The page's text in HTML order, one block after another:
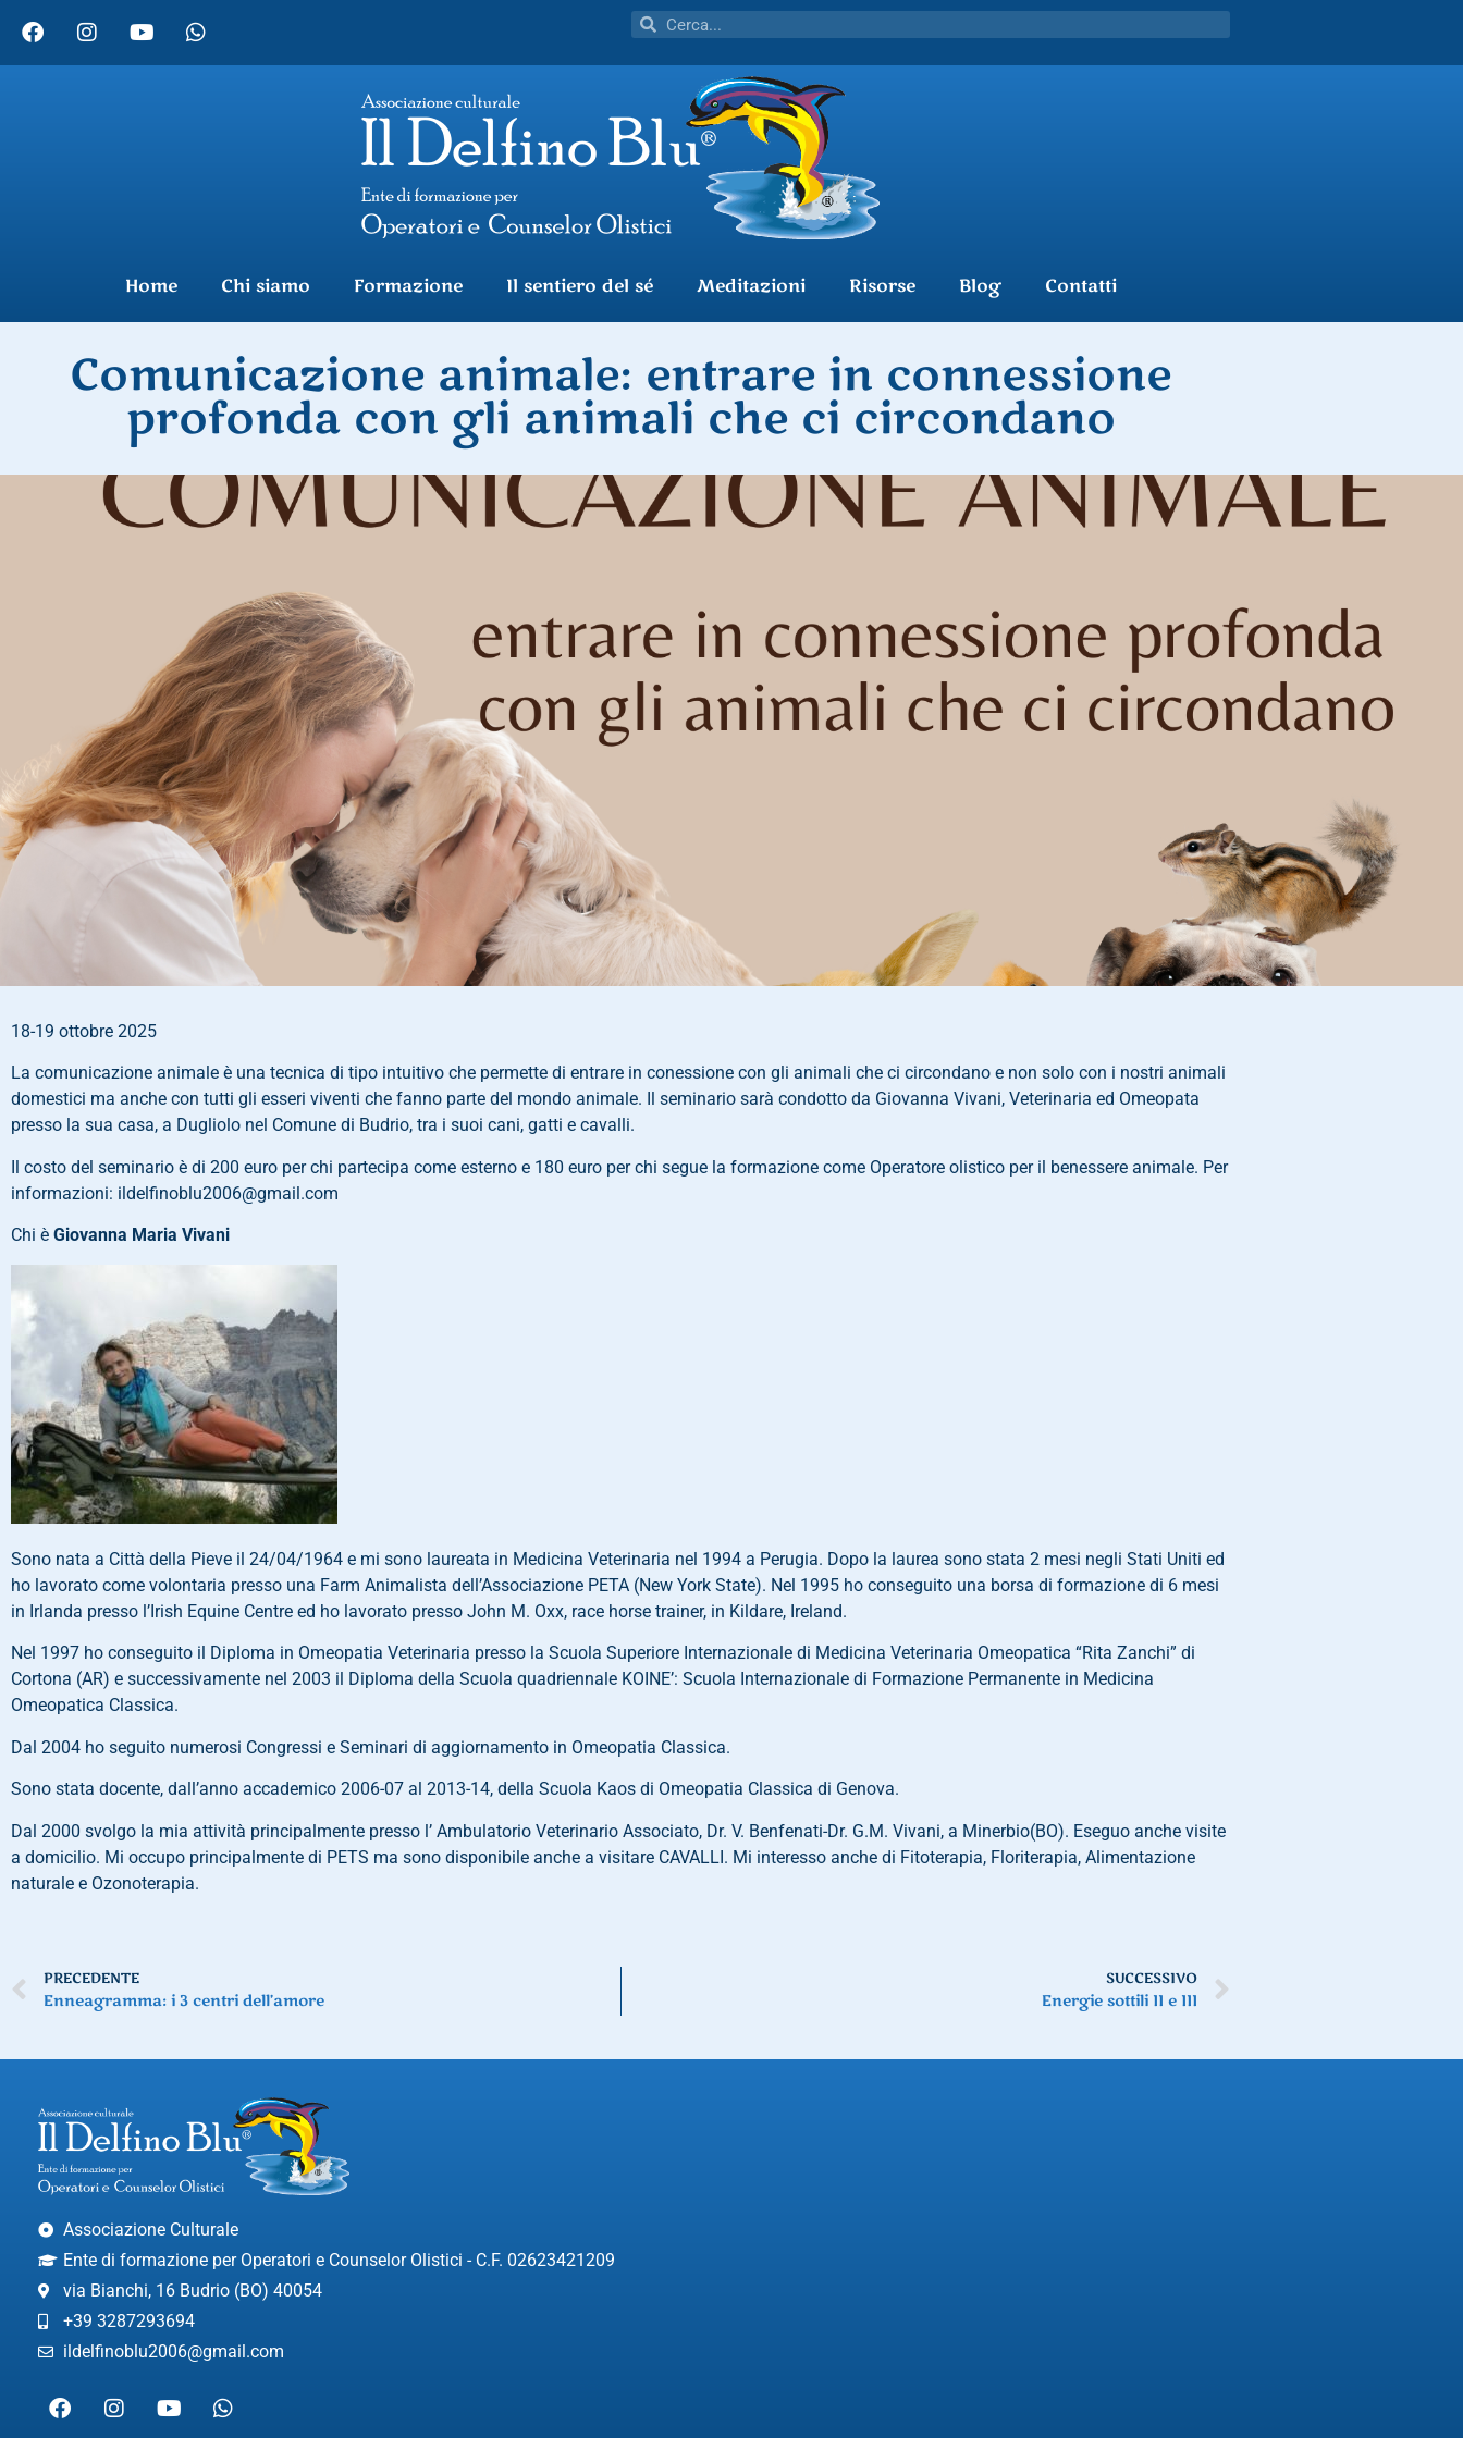
Home Chi siamo Formazione Il sentiero del sé Meditazioni Risorse Blog Contatti
Comunicazione animale: entrare in connessione
profonda con gli animali che ci circondano
18-19 ottobre 2025
La comunicazione animale è una tecnica di tipo intuitivo che permette di entrare in conessione con gli animali che ci circondano e non solo con i nostri animali
domestici ma anche con tutti gli esseri viventi che fanno parte del mondo animale. Il seminario sarà condotto da Giovanna Vivani, Veterinaria ed Omeopata
presso la sua casa, a Dugliolo nel Comune di Budrio, tra i suoi cani, gatti e cavalli.
Il costo del seminario è di 200 euro per chi partecipa come esterno e 180 euro per chi segue la formazione come Operatore olistico per il benessere animale. Per
informazioni: ildelfinoblu2006@gmail.com
Chi è Giovanna Maria Vivani
Sono nata a Città della Pieve il 24/04/1964 e mi sono laureata in Medicina Veterinaria nel 1994 a Perugia. Dopo la laurea sono stata 2 mesi negli Stati Uniti ed
ho lavorato come volontaria presso una Farm Animalista dell’Associazione PETA (New York State). Nel 1995 ho conseguito una borsa di formazione di 6 mesi
in Irlanda presso l’Irish Equine Centre ed ho lavorato presso John M. Oxx, race horse trainer, in Kildare, Ireland.
Nel 1997 ho conseguito il Diploma in Omeopatia Veterinaria presso la Scuola Superiore Internazionale di Medicina Veterinaria Omeopatica “Rita Zanchi” di
Cortona (AR) e successivamente nel 2003 il Diploma della Scuola quadriennale KOINE’: Scuola Internazionale di Formazione Permanente in Medicina
Omeopatica Classica.
Dal 2004 ho seguito numerosi Congressi e Seminari di aggiornamento in Omeopatia Classica.
Sono stata docente, dall’anno accademico 2006-07 al 2013-14, della Scuola Kaos di Omeopatia Classica di Genova.
Dal 2000 svolgo la mia attività principalmente presso l’ Ambulatorio Veterinario Associato, Dr. V. Benfenati-Dr. G.M. Vivani, a Minerbio(BO). Eseguo anche visite
a domicilio. Mi occupo principalmente di PETS ma sono disponibile anche a visitare CAVALLI. Mi interesso anche di Fitoterapia, Floriterapia, Alimentazione
naturale e Ozonoterapia.
PRECEDENTE
Enneagramma: i 3 centri dell’amore
SUCCESSIVO
Energie sottili II e III
Associazione Culturale
Ente di formazione per Operatori e Counselor Olistici - C.F. 02623421209
via Bianchi, 16 Budrio (BO) 40054
+39 3287293694
ildelfinoblu2006@gmail.com